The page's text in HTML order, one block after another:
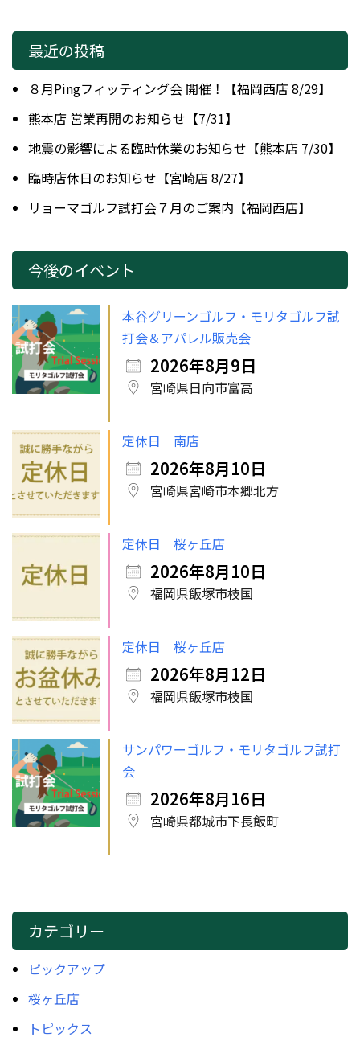
最近の投稿
８月Pingフィッティング会 開催！【福岡西店 8/29】
熊本店 営業再開のお知らせ【7/31】
地震の影響による臨時休業のお知らせ【熊本店 7/30】
臨時店休日のお知らせ【宮崎店 8/27】
リョーマゴルフ試打会７月のご案内【福岡西店】
今後のイベント
本谷グリーンゴルフ・モリタゴルフ試
打会＆アパレル販売会
2026年8月9日
宮崎県日向市富高
定休日 南店
2026年8月10日
宮崎県宮崎市本郷北方
定休日 桜ヶ丘店
2026年8月10日
福岡県飯塚市枝国
定休日 桜ヶ丘店
2026年8月12日
福岡県飯塚市枝国
サンパワーゴルフ・モリタゴルフ試打
会
2026年8月16日
宮崎県都城市下長飯町
カテゴリー
ピックアップ
桜ヶ丘店
トピックス